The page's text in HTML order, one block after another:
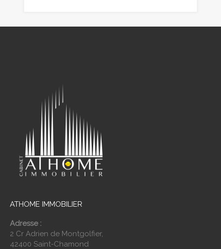
ATHOME IMMOBILIER
Adresse :
2 Cr Adrien de Montgolfier,
42400 Saint-Chamond